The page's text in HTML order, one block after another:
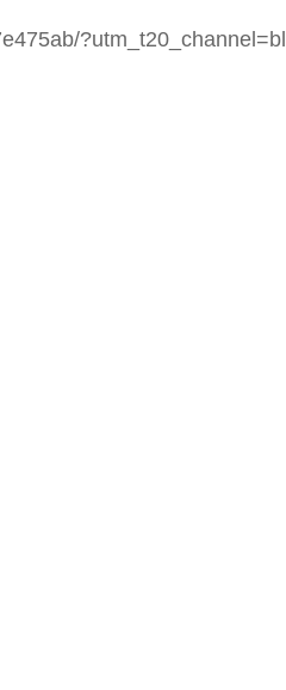
?utm_t20_channel=bl